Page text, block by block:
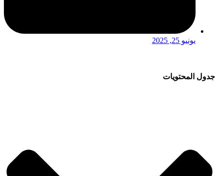
يونيو 25, 2025
جدول المحتويات